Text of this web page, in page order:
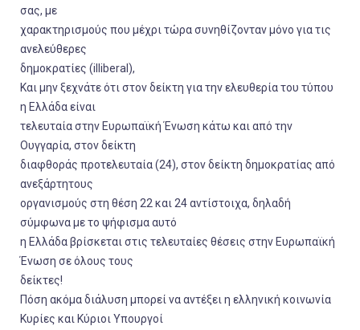
σας, με
χαρακτηρισμούς που μέχρι τώρα συνηθίζονταν μόνο για τις
ανελεύθερες
δημοκρατίες (illiberal),
Και μην ξεχνάτε ότι στον δείκτη για την ελευθερία του τύπου
η Ελλάδα είναι
τελευταία στην Ευρωπαϊκή Ένωση κάτω και από την
Ουγγαρία, στον δείκτη
διαφθοράς προτελευταία (24), στον δείκτη δημοκρατίας από
ανεξάρτητους
οργανισμούς στη θέση 22 και 24 αντίστοιχα, δηλαδή
σύμφωνα με το ψήφισμα αυτό
η Ελλάδα βρίσκεται στις τελευταίες θέσεις στην Ευρωπαϊκή
Ένωση σε όλους τους
δείκτες!
Πόση ακόμα διάλυση μπορεί να αντέξει η ελληνική κοινωνία
Κυρίες και Κύριοι Υπουργοί